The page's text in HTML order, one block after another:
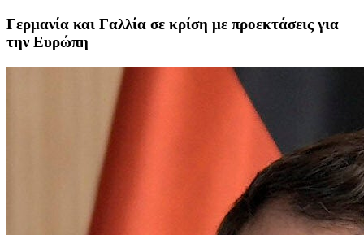
Γερμανία και Γαλλία σε κρίση με προεκτάσεις για
την Ευρώπη